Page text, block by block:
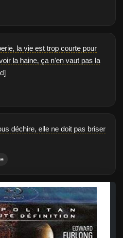
la vie est trop courte pour
la haine, ça n’en vaut pas la
déchire, elle ne doit pas briser